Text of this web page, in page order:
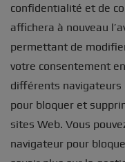
confidentialité et de
affichera à nouveau
permettant de
votre consentement
différents
pour bloquer et
sites Web. Vous
navigateur pour